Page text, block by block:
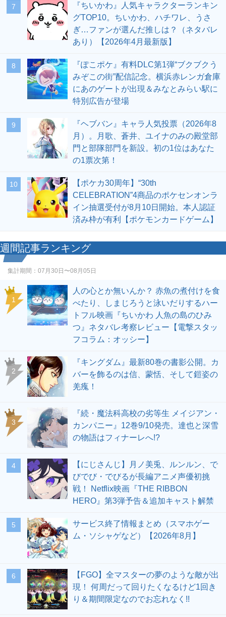
7
『ちいかわ』人気キャラクターランキン
グTOP10。ちいかわ、ハチワレ、うさ
ぎ…ファンが選んだ推しは？（ネタバレ
あり）【2026年4月最新版】
8
『ぽこポケ』有料DLC第1弾“ブクブクう
みぞこの街”配信記念。横浜赤レンガ倉庫
にあのゲートが出現＆みなとみらい駅に
特別広告が登場
9
『ヘブバン』キャラ人気投票（2026年8
月）。月歌、蒼井、ユイナのみの殿堂部
門と部隊部門を新設。初の1位はあなた
の1票次第！
10
【ポケカ30周年】“30th
CELEBRATION”4商品のポケセンオンラ
イン抽選受付が8月10日開始。本人認証
済み枠が有利【ポケモンカードゲーム】
週間記事ランキング
集計期間： 07月30日〜08月05日
1
人の心とか無いんか？ 赤魚の煮付けを食
べたり、しまじろうと泳いだりするハー
トフル映画『ちいかわ 人魚の島のひみ
つ』ネタバレ考察レビュー【電撃スタッ
フコラム：オッシー】
2
『キングダム』最新80巻の書影公開。カ
バーを飾るのは信、蒙恬、そして鎧姿の
羌瘣！
3
『続・魔法科高校の劣等生 メイジアン・
カンパニー』12巻9/10発売。達也と深雪
の物語はフィナーレへ!?
4
【にじさんじ】月ノ美兎、ルンルン、で
びでび・でびるが長編アニメ声優初挑
戦！ Netflix映画『THE RIBBON
HERO』第3弾予告＆追加キャスト解禁
5
サービス終了情報まとめ（スマホゲー
ム・ソシャゲなど）【2026年8月】
6
【FGO】全マスターの夢のような敵が出
現！ 何周だって回りたくなるけど1回き
り＆期間限定なのでお忘れなく!!